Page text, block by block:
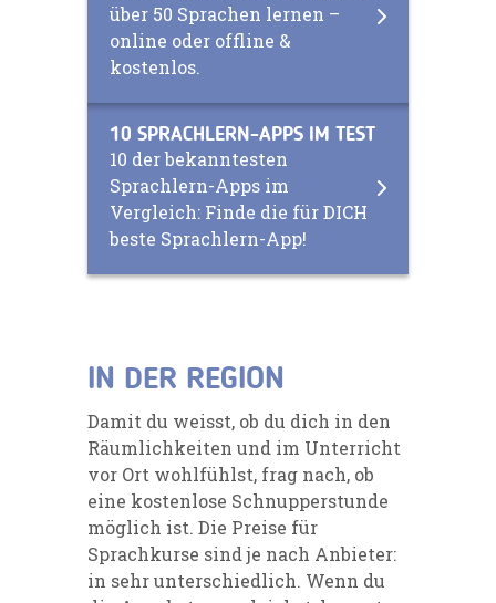
über 50 Sprachen lernen –
online oder offline &
kostenlos.
10 SPRACHLERN-APPS IM TEST
10 der bekanntesten
Sprachlern-Apps im
Vergleich: Finde die für DICH
beste Sprachlern-App!
IN DER REGION
Damit du weisst, ob du dich in den
Räumlichkeiten und im Unterricht
vor Ort wohlfühlst, frag nach, ob
eine kostenlose Schnupperstunde
möglich ist. Die Preise für
Sprachkurse sind je nach Anbieter:
in sehr unterschiedlich. Wenn du